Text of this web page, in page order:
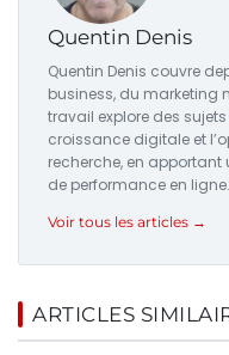
Quentin Denis
Quentin Denis couvre
business, du marketing
travail explore des
croissance digitale et
recherche, en
de performance en ligne.
Voir tous les articles →
ARTICLES